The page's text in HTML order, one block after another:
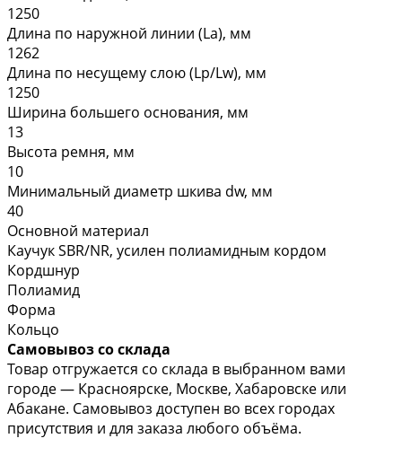
1250
Длина по наружной линии (La), мм
1262
Длина по несущему слою (Lp/Lw), мм
1250
Ширина большего основания, мм
13
Высота ремня, мм
10
Минимальный диаметр шкива dw, мм
40
Основной материал
Каучук SBR/NR, усилен полиамидным кордом
Кордшнур
Полиамид
Форма
Кольцо
Самовывоз со склада
Товар отгружается со склада в выбранном вами
городе — Красноярске, Москве, Хабаровске или
Абакане. Самовывоз доступен во всех городах
присутствия и для заказа любого объёма.